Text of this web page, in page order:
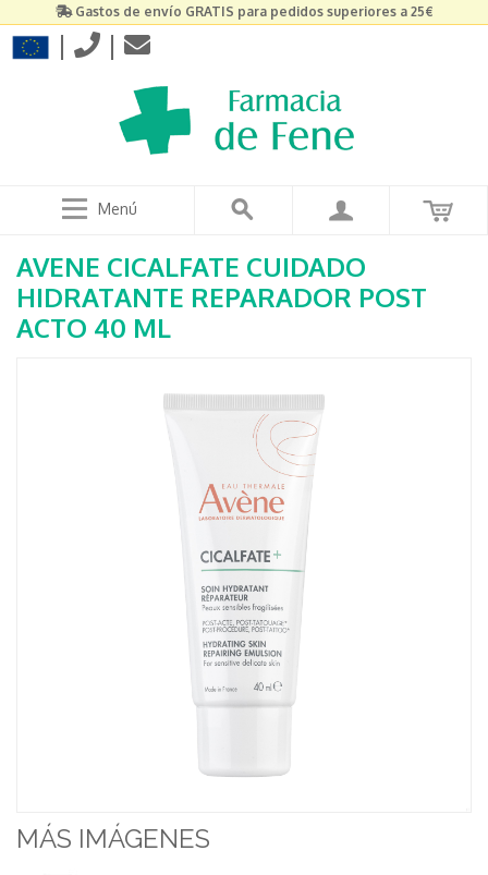
Gastos de envío GRATIS para pedidos superiores a 25€
| |
Menú
AVENE CICALFATE CUIDADO
HIDRATANTE REPARADOR POST
ACTO 40 ML
MÁS IMÁGENES